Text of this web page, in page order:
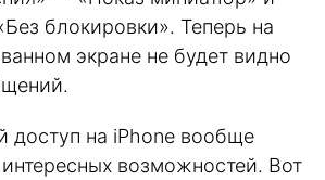
блокировки». Теперь на
экране не будет видно
доступ на iPhone вообще
возможностей. Вот